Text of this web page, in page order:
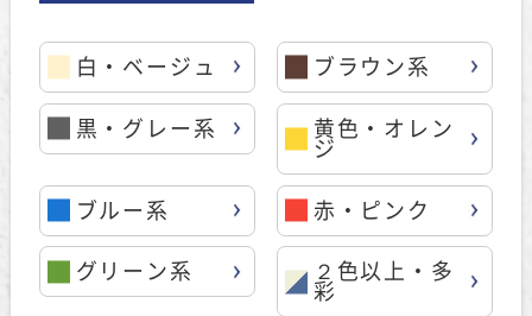
白・ベージュ ブラウン系
黒・グレー系
黄色・オレン
ジ
ブルー系 赤・ピンク
グリーン系
２色以上・多
彩